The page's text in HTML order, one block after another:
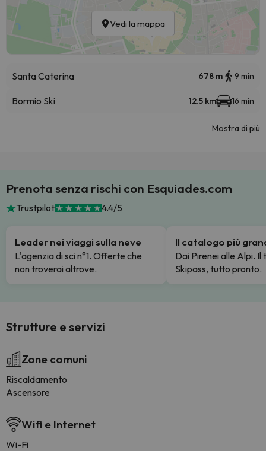
Vedi la mappa
Santa Caterina 678 m 9 min
Bormio Ski 12.5 km 16 min
Mostra di più
Prenota senza rischi con Esquiades.com
Trustpilot 4.4/5
Leader nei viaggi sulla neve
L'agenzia di sci n°1. Offerte che
non troverai altrove.
Il catalogo più
Dai Pirenei alle Alpi. Il
Skipass, tutto pronto.
Strutture e servizi
Zone comuni
Riscaldamento
Ascensore
Wifi e Internet
Wi-Fi